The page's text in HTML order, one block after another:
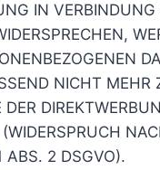
IN VERBINDUNG
NICHT MEHR
DER
ABS. 2 DSGVO).